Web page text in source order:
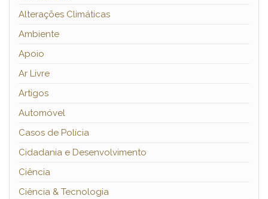
Alterações Climáticas
Ambiente
Apoio
Ar Livre
Artigos
Automóvel
Casos de Polícia
Cidadania e Desenvolvimento
Ciência
Ciência & Tecnologia